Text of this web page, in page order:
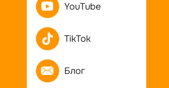
YouTube
TikTok
Блог